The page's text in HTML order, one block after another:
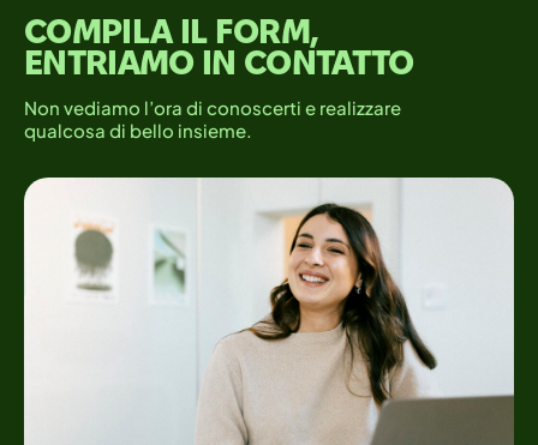
COMPILA IL FORM,
ENTRIAMO IN CONTATTO
Non vediamo l’ora di conoscerti e realizzare
qualcosa di bello insieme.